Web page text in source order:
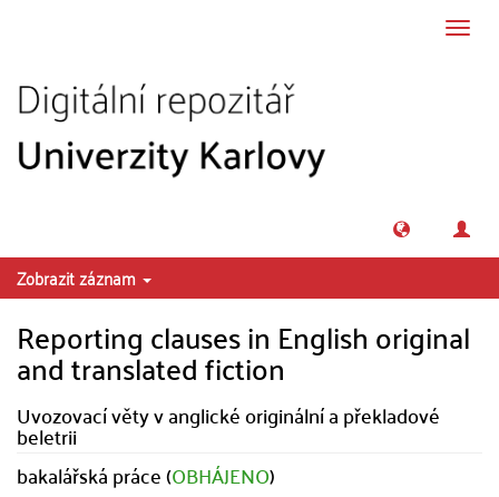
Zobrazit záznam
Reporting clauses in English original
and translated fiction
Uvozovací věty v anglické originální a překladové
beletrii
bakalářská práce (OBHÁJENO)